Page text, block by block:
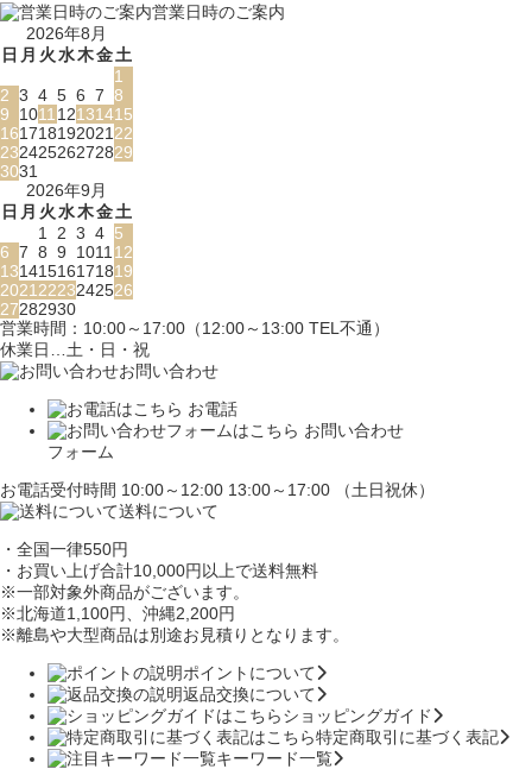
営業日時のご案内
2026年8月
日 月 火水木金土
1
2 3 4 5 6 7 8
9
1011 12131415
161718192021 22
23242526272829
3031
2026年9月
日 月 火水木金土
1
2 3 4 5
6 7 8 9 1011 12
13141516171819
2021 2223242526
27282930
営業時間：10:00～17:00（12:00～13:00 TEL不通）
休業日…土・日・祝
お問い合わせ
お電話
お問い合わせ
フォーム
お電話受付時間 10:00～12:00 13:00～17:00 （土日祝休）
送料について
・全国一律550円
・お買い上げ合計10,000円以上で送料無料
※一部対象外商品がございます。
※北海道1,100円 、沖縄2,200円
※離島や大型商品は別途お見積りとなります。
ポイントについて
返品交換について
ショッピングガイド
特定商取引に基づく表記
キーワード一覧